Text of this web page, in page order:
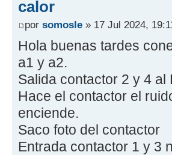
calor
por somosle » 17 Jul 2024,
Hola buenas tardes
a1 y a2.
Salida contactor 2 y 4 al
Hace el contactor el
enciende.
Saco foto del contactor
Entrada contactor 1 y 3